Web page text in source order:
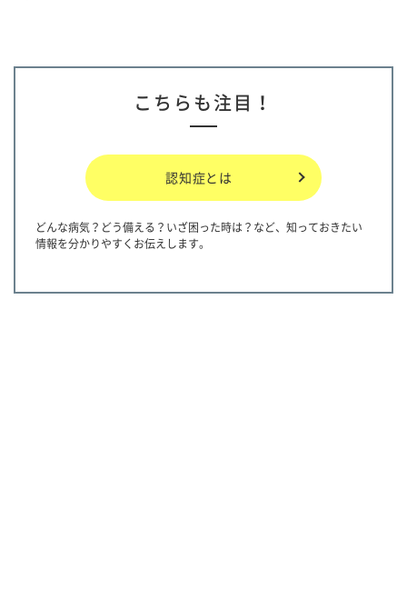
こちらも注目！
認知症とは
どんな病気？どう備える？いざ困った時は？など、知っておきたい
情報を分かりやすくお伝えします。